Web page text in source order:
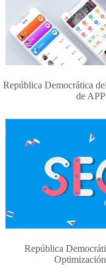
República Democrática
de APP
República